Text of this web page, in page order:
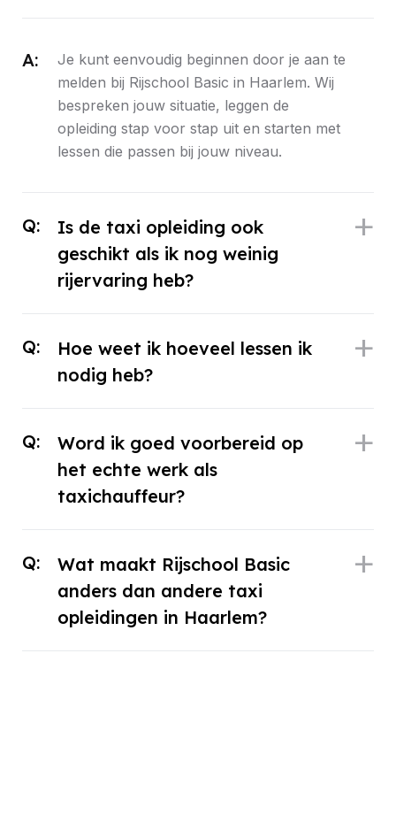
A:
Je kunt eenvoudig beginnen door je aan te
melden bij Rijschool Basic in Haarlem. Wij
bespreken jouw situatie, leggen de
opleiding stap voor stap uit en starten met
lessen die passen bij jouw niveau.
Q:
Is de taxi opleiding ook
geschikt als ik nog weinig
rijervaring heb?
Q:
Hoe weet ik hoeveel lessen ik
nodig heb?
Q:
Word ik goed voorbereid op
het echte werk als
taxichauffeur?
Q:
Wat maakt Rijschool Basic
anders dan andere taxi
opleidingen in Haarlem?